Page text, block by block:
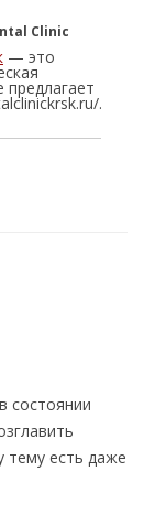
Clinic
— это
предлагает
.
состоянии
тему есть даже